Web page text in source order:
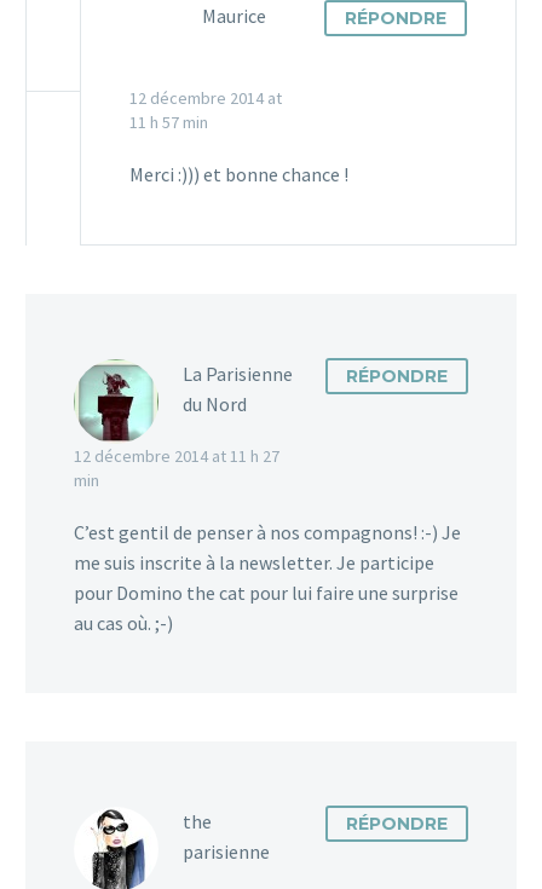
Maurice
12 décembre 2014 at
11 h 57 min
RÉPONDRE
Merci :))) et bonne chance !
La Parisienne
du Nord
12 décembre 2014 at 11 h 27
min
RÉPONDRE
C’est gentil de penser à nos compagnons! :-) Je
me suis inscrite à la newsletter. Je participe
pour Domino the cat pour lui faire une surprise
au cas où. ;-)
the
parisienne
RÉPONDRE